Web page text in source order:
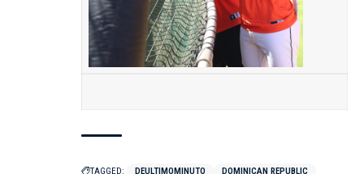
TAGGED: DEULTIMOMINUTO DOMINICAN REPUBLIC